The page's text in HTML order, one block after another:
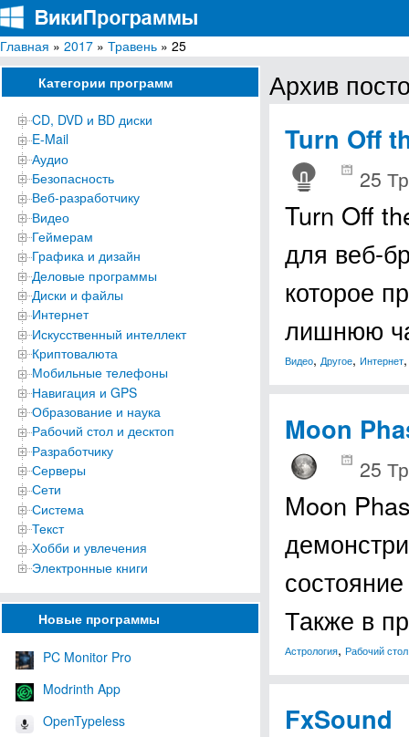
ВикиПрограммы
Энциклопедия бесплатных компьютерных программ для Windows
Главная » 2017 » Травень » 25
Категории программ
CD, DVD и BD диски
E-Mail
Аудио
Безопасность
Веб-разработчику
Видео
Геймерам
Графика и дизайн
Деловые программы
Диски и файлы
Интернет
Искусственный интеллект
Криптовалюта
Мобильные телефоны
Навигация и GPS
Образование и наука
Рабочий стол и десктоп
Разработчику
Серверы
Сети
Система
Текст
Хобби и увлечения
Электронные книги
Новые программы
PC Monitor Pro
Modrinth App
OpenTypeless
Архив
Turn Off
25
Turn Off
для веб-
которое
лишнюю
Видео, Другое, Интернет
Moon
25
Moon
Также в
Астрология, Рабочий
FxSound